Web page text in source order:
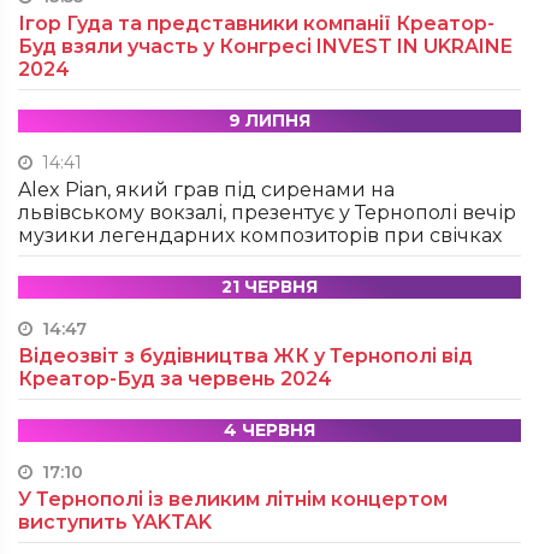
Ігор Гуда та представники компанії Креатор-
Буд взяли участь у Конгресі INVEST IN UKRAINE
2024
9 ЛИПНЯ
14:41
Alex Pian, який грав під сиренами на
львівському вокзалі, презентує у Тернополі вечір
музики легендарних композиторів при свічках
21 ЧЕРВНЯ
14:47
Відеозвіт з будівництва ЖК у Тернополі від
Креатор-Буд за червень 2024
4 ЧЕРВНЯ
17:10
У Тернополі із великим літнім концертом
виступить YAKTAK